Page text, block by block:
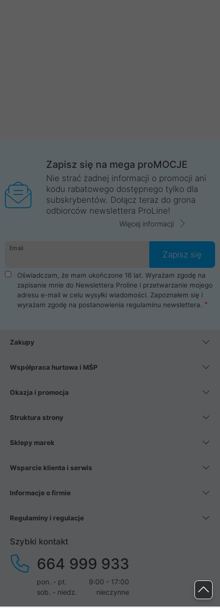
Zapisz się na mega proMOCJE
Nie strać żadnej informacji o promocji ani
kodu rabatowego dostępnego tylko dla
subskrybentów. Dołącz teraz do grona
odbiorców newslettera ProLine!
Więcej informacji
Email
Zapisz się
Oświadczam, że mam ukończone 16 lat. Wyrażam zgodę na
zapisanie mnie do Newslettera Proline i przetwarzanie mojego
adresu e-mail w celu wysyłki wiadomości. Zapoznałem się i
wyrażam zgodę na postanowienia regulaminu newslettera.
Zakupy
Współpraca hurtowa i MŚP
Okazja i promocja
Struktura strony
Sklepy marek
Wsparcie klienta i serwis
Informacje o firmie
Regulaminy i regulacje
Szybki kontakt
664 999 933
pon. - pt.
9:00 - 17:00
sob. - niedz.
nieczynne